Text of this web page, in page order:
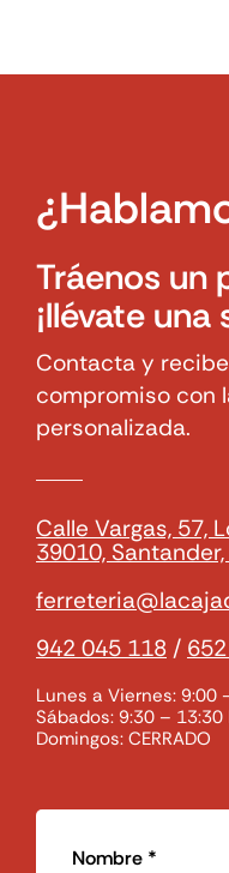
Tráenos un
¡llévate una
Contacta y
compromiso con
personalizada.
Calle Vargas, 57,
39010,
942 045 118 /
Lunes a Viernes: 9:00
Sábados: 9:30 – 13:30
Domingos: CERRADO
Nombre *